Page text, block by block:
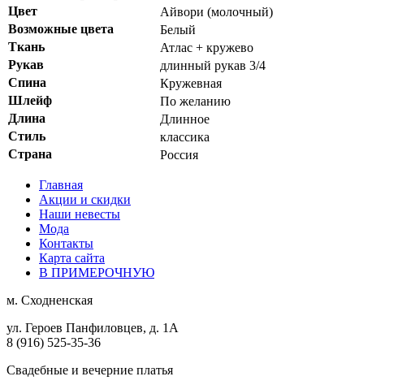
Цвет
Айвори (молочный)
Возможные цвета
Белый
Ткань
Атлаc + кружево
Рукав
длинный рукав 3/4
Спина
Кружевная
Шлейф
По желанию
Длина
Длинное
Стиль
классика
Страна
Россия
Главная
Акции и скидки
Наши невесты
Мода
Контакты
Карта сайта
В ПРИМЕРОЧНУЮ
м. Сходненская
ул. Героев Панфиловцев, д. 1А
8 (916) 525-35-36
Свадебные и вечерние платья